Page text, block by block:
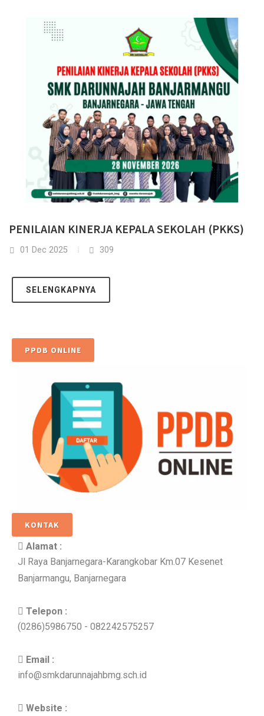
PPDB ONLINE
KONTAK
Alamat :
Jl Raya Banjarnegara-Karangkobar Km.07 Kesenet
Banjarmangu, Banjarnegara
Telepon :
(0286)5986750 - 082242575257
Email :
info@smkdarunnajahbmg.sch.id
Website :
PENILAIAN KINERJA KEPALA SEKOLAH (PKKS)
01 Dec 2025 309
SELENGKAPNYA